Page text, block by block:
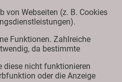
von Webseiten (z. B. Cookies
Funktionen. Zahlreiche
da bestimmte
diese nicht funktionieren
oder die Anzeige